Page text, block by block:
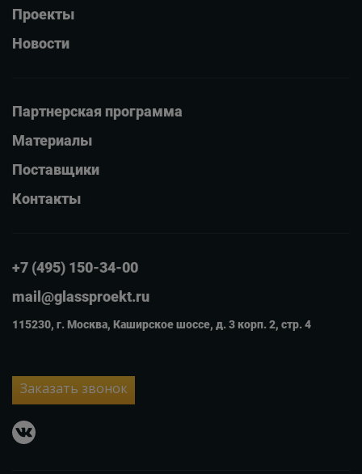
Проекты
Новости
Партнерская программа
Материалы
Поставщики
Контакты
+7 (495) 150-34-00
mail@glassproekt.ru
115230, г. Москва, Каширское шоссе, д. 3 корп. 2, стр. 4
Заказать звонок
vkontakte